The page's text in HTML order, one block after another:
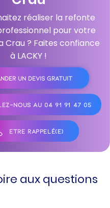
réaliser la refonte
pour votre
Crau ? Faites confiance
à LACKY !
UN DEVIS GRATUIT
NOUS AU 04 91 91 47 05
ÊTRE RAPPELÉ(E)
aux questions